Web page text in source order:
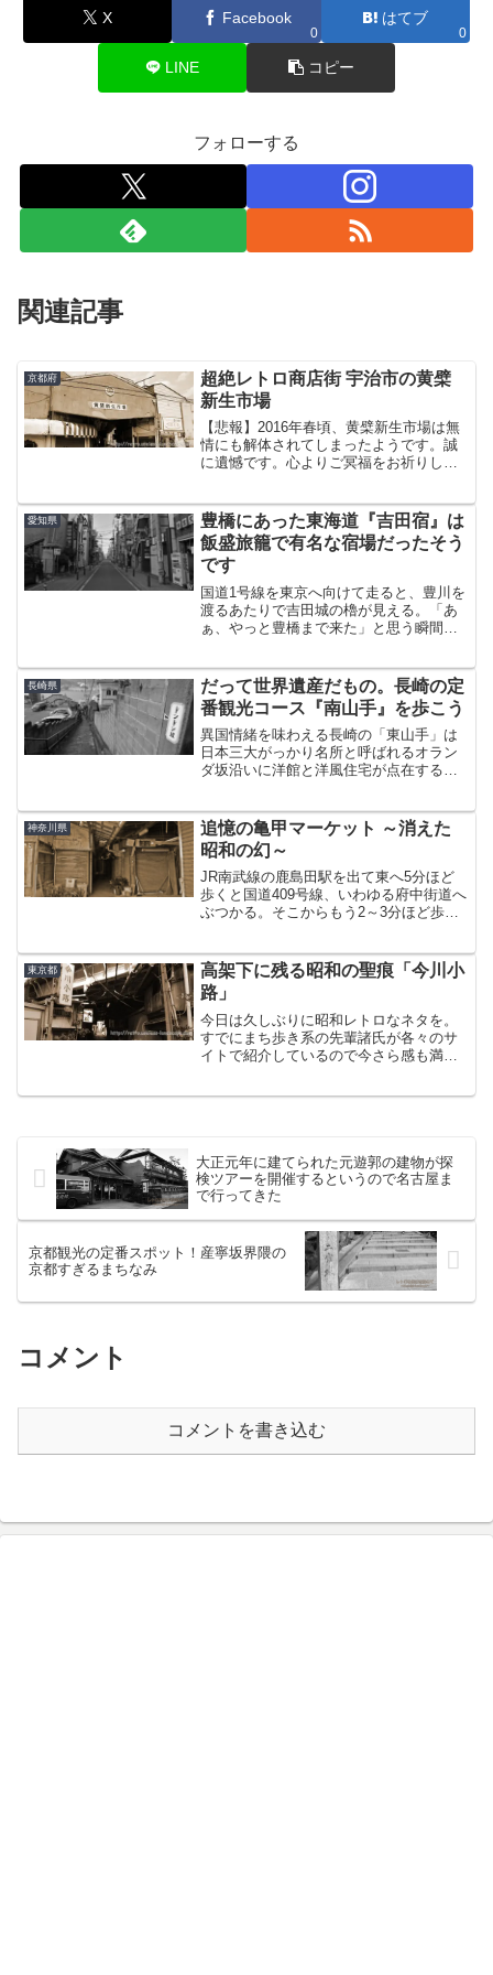
X Facebook
0
はてブ
0
LINE コピー
フォローする
関連記事
京都府
超絶レトロ商店街 宇治市の黄檗
新生市場
【悲報】2016年春頃、黄檗新生市場は無
情にも解体されてしまったようです。誠
に遺憾です。心よりご冥福をお祈りしま
であろうか。10円玉の表に刻まれた平等
院鳳凰堂のある街で...
愛知県
豊橋にあった東海道『吉田宿』は
飯盛旅籠で有名な宿場だったそう
です
国道1号線を東京へ向けて走ると、豊川を
渡るあたりで吉田城の櫓が見える。「あ
ぁ、やっと豊橋まで来た」と思う瞬間で
えて真っ直ぐ行きそうになってしまう。
その交差点が、かつて豊...
長崎県
だって世界遺産だもの。長崎の定
番観光コース『南山手』を歩こう
異国情緒を味わえる長崎の「東山手」は
日本三大がっかり名所と呼ばれるオラン
ダ坂沿いに洋館と洋風住宅が点在する見
手」が存在する。ただし、こう言っても
ほとんどの人はピンとこな...
神奈川県
追憶の亀甲マーケット ～消えた
昭和の幻～
JR南武線の鹿島田駅を出て東へ5分ほど
歩くと国道409号線、いわゆる府中街道へ
ぶつかる。そこからもう2～3分ほど歩い
た”と言うほうが正しいだろう。至高のバ
ラック・アート...
東京都
高架下に残る昭和の聖痕「今川小
路」
今日は久しぶりに昭和レトロなネタを。
すでにまち歩き系の先輩諸氏が各々のサ
イトで紹介しているので今さら感も満載
大正元年に建てられた元遊郭の建物が探
検ツアーを開催するというので名古屋ま
で行ってきた
京都観光の定番スポット！産寧坂界隈の
京都すぎるまちなみ
コメント
コメントを書き込む